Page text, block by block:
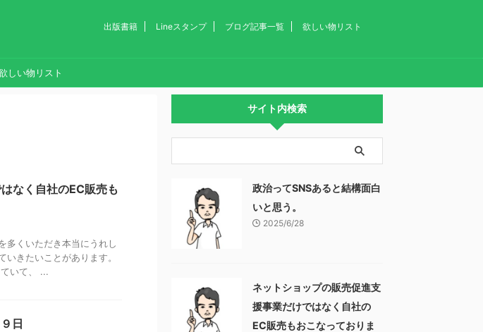
出版書籍 Lineスタンプ ブログ記事一覧 欲しい物リスト
しい物リスト
なく自社のEC販売も
多くいただき本当にうれし
きたいことがあります。
いて、 ...
日
サイト内検索
政治ってSNSあると結構面白
いと思う。
2025/6/28
ネットショップの販売促進支
援事業だけではなく自社の
EC販売もおこなっておりま